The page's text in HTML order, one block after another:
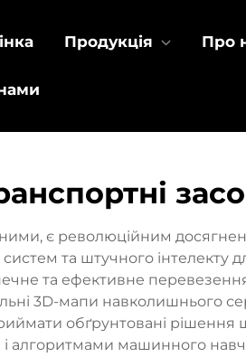
Продукція Про
є революційним
та штучного інтелекту
та ефективне
3D-мапи навколишнього
обґрунтовані
алгоритмами машинного